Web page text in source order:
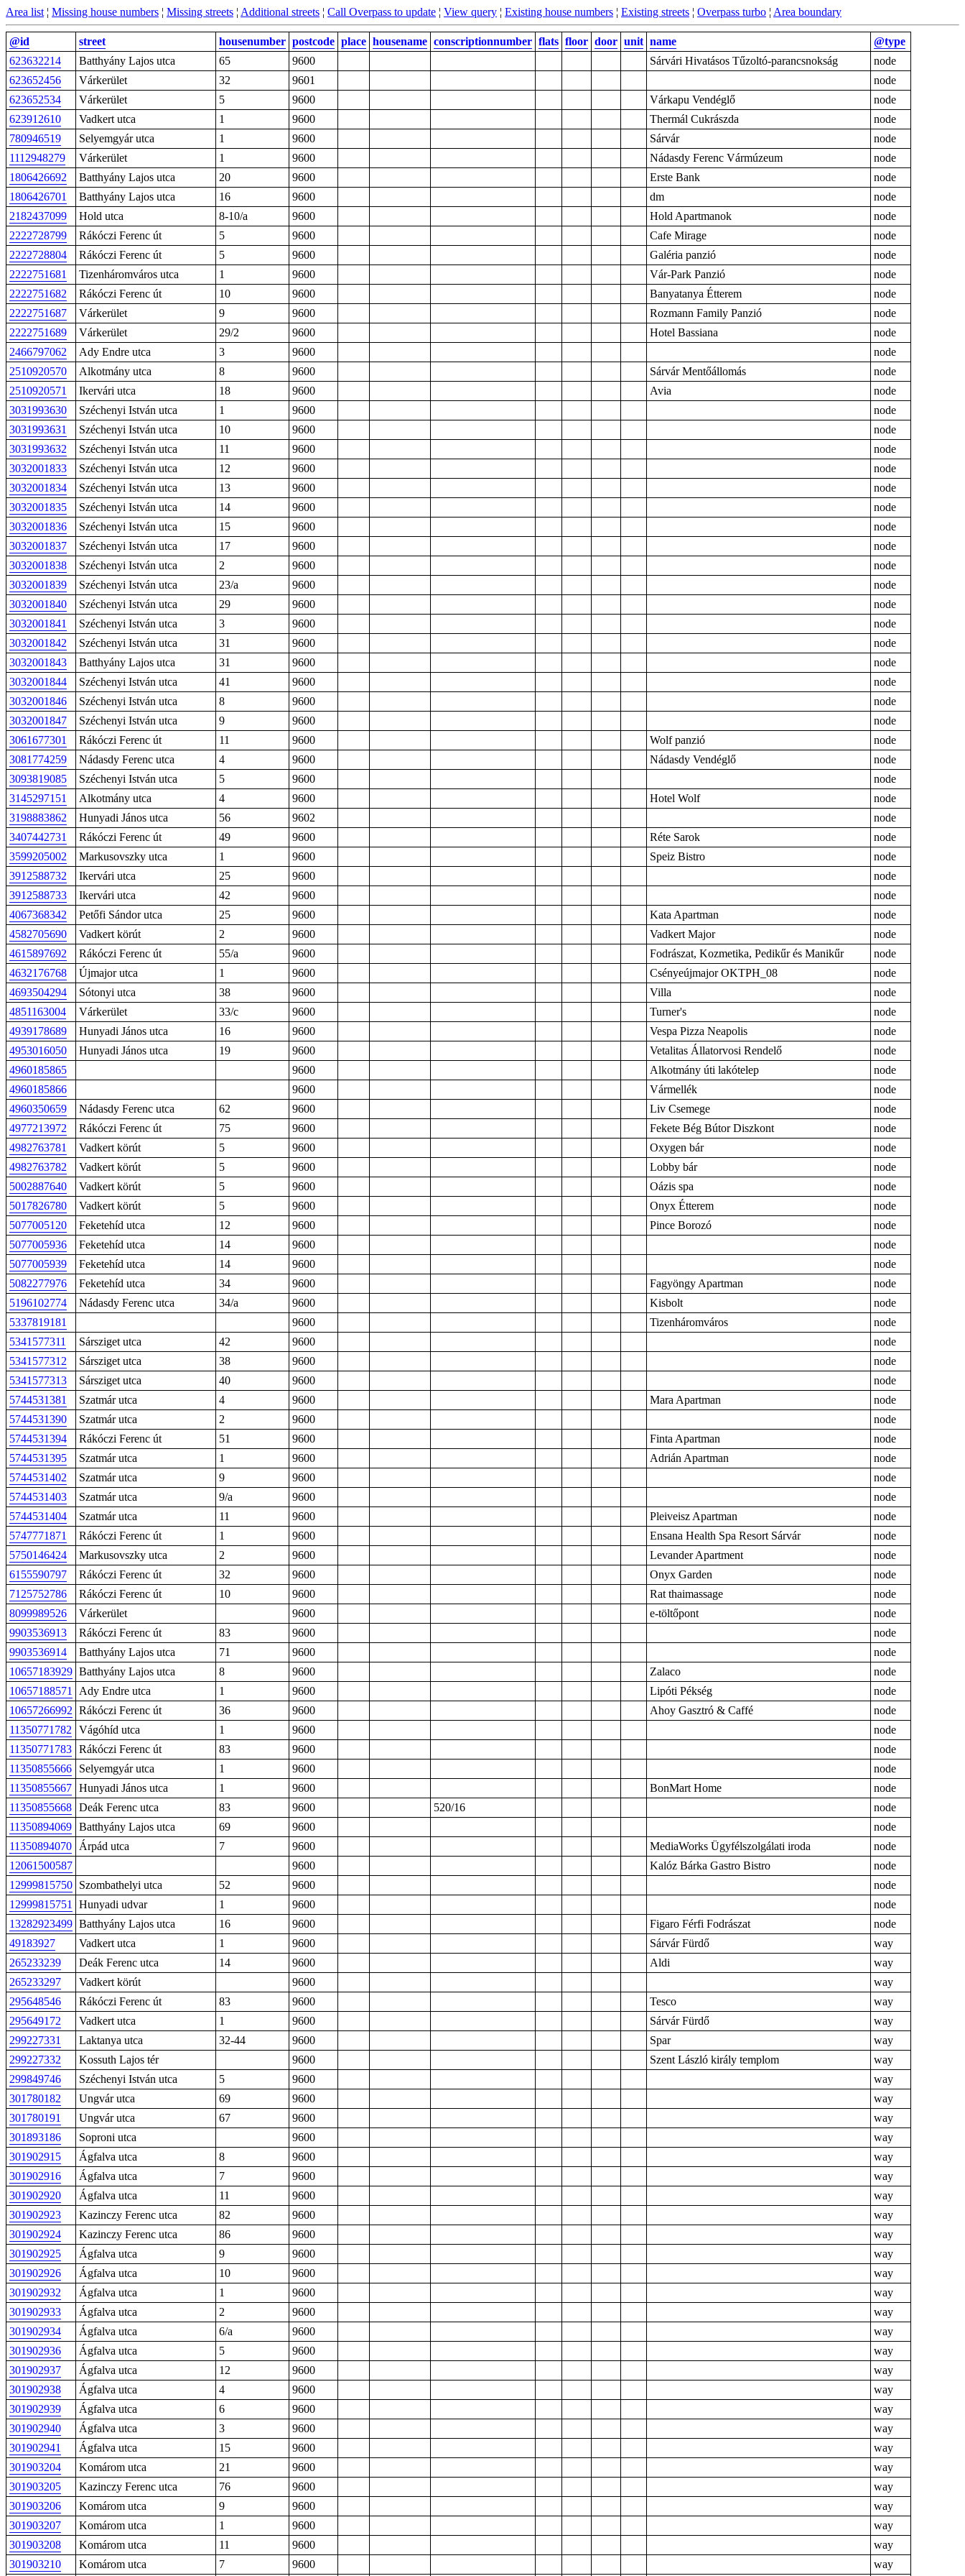
Area list ¦ Missing house numbers ¦ Missing streets ¦ Additional streets ¦ Call Overpass to update ¦ View query ¦ Existing house numbers ¦ Existing streets ¦ Overpass turbo ¦ Area boundary
@id street housenumber postcode place housename conscriptionnumber flats floor door unit name
@type
623632214
Batthyány Lajos utca 65 9600 Sárvári Hivatásos Tűzoltó-parancsnokság
node
623652456
Várkerület 32 9601
node
623652534
Várkerület 5 9600 Várkapu Vendéglő
node
623912610
Vadkert utca 1 9600 Thermál Cukrászda
node
780946519
Selyemgyár utca 1 9600 Sárvár
node
1112948279
Várkerület 1 9600 Nádasdy Ferenc Vármúzeum
node
1806426692
Batthyány Lajos utca 20 9600 Erste Bank
node
1806426701
Batthyány Lajos utca 16 9600 dm
node
2182437099
Hold utca 8-10/a 9600 Hold Apartmanok
node
2222728799
Rákóczi Ferenc út 5 9600 Cafe Mirage
node
2222728804
Rákóczi Ferenc út 5 9600 Galéria panzió
node
2222751681
Tizenháromváros utca 1 9600 Vár-Park Panzió
node
2222751682
Rákóczi Ferenc út 10 9600 Banyatanya Étterem
node
2222751687
Várkerület 9 9600 Rozmann Family Panzió
node
2222751689
Várkerület 29/2 9600 Hotel Bassiana
node
2466797062
Ady Endre utca 3 9600
node
2510920570
Alkotmány utca 8 9600 Sárvár Mentőállomás
node
2510920571
Ikervári utca 18 9600 Avia
node
3031993630
Széchenyi István utca 1 9600
node
3031993631
Széchenyi István utca 10 9600
node
3031993632
Széchenyi István utca 11 9600
node
3032001833
Széchenyi István utca 12 9600
node
3032001834
Széchenyi István utca 13 9600
node
3032001835
Széchenyi István utca 14 9600
node
3032001836
Széchenyi István utca 15 9600
node
3032001837
Széchenyi István utca 17 9600
node
3032001838
Széchenyi István utca 2 9600
node
3032001839
Széchenyi István utca 23/a 9600
node
3032001840
Széchenyi István utca 29 9600
node
3032001841
Széchenyi István utca 3 9600
node
3032001842
Széchenyi István utca 31 9600
node
3032001843
Batthyány Lajos utca 31 9600
node
3032001844
Széchenyi István utca 41 9600
node
3032001846
Széchenyi István utca 8 9600
node
3032001847
Széchenyi István utca 9 9600
node
3061677301
Rákóczi Ferenc út 11 9600 Wolf panzió
node
3081774259
Nádasdy Ferenc utca 4 9600 Nádasdy Vendéglő
node
3093819085
Széchenyi István utca 5 9600
node
3145297151
Alkotmány utca 4 9600 Hotel Wolf
node
3198883862
Hunyadi János utca 56 9602
node
3407442731
Rákóczi Ferenc út 49 9600 Réte Sarok
node
3599205002
Markusovszky utca 1 9600 Speiz Bistro
node
3912588732
Ikervári utca 25 9600
node
3912588733
Ikervári utca 42 9600
node
4067368342
Petőfi Sándor utca 25 9600 Kata Apartman
node
4582705690
Vadkert körút 2 9600 Vadkert Major
node
4615897692
Rákóczi Ferenc út 55/a 9600 Fodrászat, Kozmetika, Pedikűr és Manikűr
node
4632176768
Újmajor utca 1 9600 Csényeújmajor OKTPH_08
node
4693504294
Sótonyi utca 38 9600 Villa
node
4851163004
Várkerület 33/c 9600 Turner's
node
4939178689
Hunyadi János utca 16 9600 Vespa Pizza Neapolis
node
4953016050
Hunyadi János utca 19 9600 Vetalitas Állatorvosi Rendelő
node
4960185865
9600 Alkotmány úti lakótelep
node
4960185866
9600 Vármellék
node
4960350659
Nádasdy Ferenc utca 62 9600 Liv Csemege
node
4977213972
Rákóczi Ferenc út 75 9600 Fekete Bég Bútor Diszkont
node
4982763781
Vadkert körút 5 9600 Oxygen bár
node
4982763782
Vadkert körút 5 9600 Lobby bár
node
5002887640
Vadkert körút 5 9600 Oázis spa
node
5017826780
Vadkert körút 5 9600 Onyx Étterem
node
5077005120
Feketehíd utca 12 9600 Pince Borozó
node
5077005936
Feketehíd utca 14 9600
node
5077005939
Feketehíd utca 14 9600
node
5082277976
Feketehíd utca 34 9600 Fagyöngy Apartman
node
5196102774
Nádasdy Ferenc utca 34/a 9600 Kisbolt
node
5337819181
9600 Tizenháromváros
node
5341577311
Sársziget utca 42 9600
node
5341577312
Sársziget utca 38 9600
node
5341577313
Sársziget utca 40 9600
node
5744531381
Szatmár utca 4 9600 Mara Apartman
node
5744531390
Szatmár utca 2 9600
node
5744531394
Rákóczi Ferenc út 51 9600 Finta Apartman
node
5744531395
Szatmár utca 1 9600 Adrián Apartman
node
5744531402
Szatmár utca 9 9600
node
5744531403
Szatmár utca 9/a 9600
node
5744531404
Szatmár utca 11 9600 Pleiveisz Apartman
node
5747771871
Rákóczi Ferenc út 1 9600 Ensana Health Spa Resort Sárvár
node
5750146424
Markusovszky utca 2 9600 Levander Apartment
node
6155590797
Rákóczi Ferenc út 32 9600 Onyx Garden
node
7125752786
Rákóczi Ferenc út 10 9600 Rat thaimassage
node
8099989526
Várkerület 9600 e-töltőpont
node
9903536913
Rákóczi Ferenc út 83 9600
node
9903536914
Batthyány Lajos utca 71 9600
node
10657183929 Batthyány Lajos utca 8 9600 Zalaco
node
10657188571
Ady Endre utca 1 9600 Lipóti Pékség
node
10657266992 Rákóczi Ferenc út 36 9600 Ahoy Gasztró & Caffé
node
11350771782
Vágóhíd utca 1 9600
node
11350771783 Rákóczi Ferenc út 83 9600
node
11350855666
Selyemgyár utca 1 9600
node
11350855667 Hunyadi János utca 1 9600 BonMart Home
node
11350855668 Deák Ferenc utca 83 9600 520/16
node
11350894069 Batthyány Lajos utca 69 9600
node
11350894070
Árpád utca 7 9600 MediaWorks Ügyfélszolgálati iroda
node
12061500587
9600 Kalóz Bárka Gastro Bistro
node
12999815750 Szombathelyi utca 52 9600
node
12999815751
Hunyadi udvar 1 9600
node
13282923499 Batthyány Lajos utca 16 9600 Figaro Férfi Fodrászat
node
49183927
Vadkert utca 1 9600 Sárvár Fürdő
way
265233239
Deák Ferenc utca 14 9600 Aldi
way
265233297
Vadkert körút 9600
way
295648546
Rákóczi Ferenc út 83 9600 Tesco
way
295649172
Vadkert utca 1 9600 Sárvár Fürdő
way
299227331
Laktanya utca 32-44 9600 Spar
way
299227332
Kossuth Lajos tér 9600 Szent László király templom
way
299849746
Széchenyi István utca 5 9600
way
301780182
Ungvár utca 69 9600
way
301780191
Ungvár utca 67 9600
way
301893186
Soproni utca 9600
way
301902915
Ágfalva utca 8 9600
way
301902916
Ágfalva utca 7 9600
way
301902920
Ágfalva utca 11 9600
way
301902923
Kazinczy Ferenc utca 82 9600
way
301902924
Kazinczy Ferenc utca 86 9600
way
301902925
Ágfalva utca 9 9600
way
301902926
Ágfalva utca 10 9600
way
301902932
Ágfalva utca 1 9600
way
301902933
Ágfalva utca 2 9600
way
301902934
Ágfalva utca 6/a 9600
way
301902936
Ágfalva utca 5 9600
way
301902937
Ágfalva utca 12 9600
way
301902938
Ágfalva utca 4 9600
way
301902939
Ágfalva utca 6 9600
way
301902940
Ágfalva utca 3 9600
way
301902941
Ágfalva utca 15 9600
way
301903204
Komárom utca 21 9600
way
301903205
Kazinczy Ferenc utca 76 9600
way
301903206
Komárom utca 9 9600
way
301903207
Komárom utca 1 9600
way
301903208
Komárom utca 11 9600
way
301903210
Komárom utca 7 9600 way